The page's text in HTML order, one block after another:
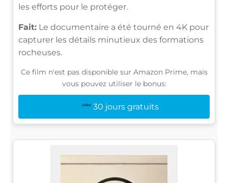
les efforts pour le protéger.
Fait: Le documentaire a été tourné en 4K pour
capturer les détails minutieux des formations
rocheuses.
Ce film n'est pas disponible sur Amazon Prime, mais
vous pouvez utiliser le bonus:
30 jours gratuits